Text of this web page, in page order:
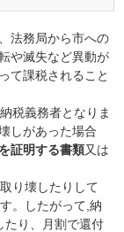
法務局から市への
や滅失など異動が
て課税されること
税義務者となりま
しがあった場合
証明する書類又は
り壊したりして
。したがって,納
たり、月割で還付